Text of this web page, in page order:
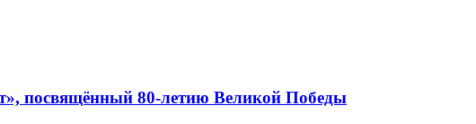
посвящённый 80-летию Великой Победы